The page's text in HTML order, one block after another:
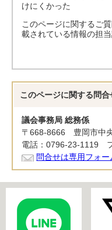
けにくかった
このページに関するご
載されている情報の担
このページに関する 問合
議会事務局 総務係
〒668-8666 豊岡市中
電話：0796-23-1119
問合せは専用フォー